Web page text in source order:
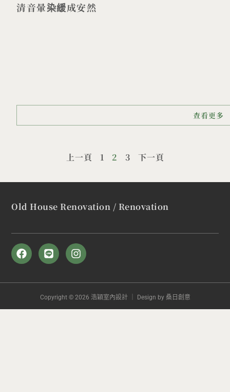
清音暈染緩成安然
查看更多
上一頁 1 2 3 下一頁
Old House Renovation / Renovation
Copyright © 2026 浩穎室內設計 ｜ Design by 桑日創意